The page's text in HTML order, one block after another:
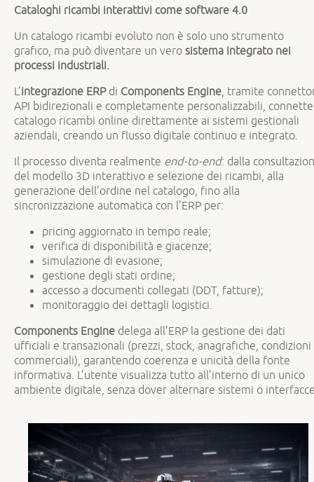
Cataloghi ricambi interattivi come software 4.0
Un catalogo ricambi evoluto non è solo uno strumento
grafico, ma può diventare un verosistema integrato nei
processi industriali.
L’integrazione ERPdi Components Engine, tramite
API bidirezionali e completamente personalizzabili,
catalogo ricambi online direttamente ai sistemi gestionali
aziendali, creando un flusso digitale continuo e integrato.
Il processo diventa realmente end-to-end: dalla
del modello 3D interattivo e selezione dei ricambi, alla
generazione dell’ordine nel catalogo, fino alla
sincronizzazione automatica con l’ERP per:
pricing aggiornato in tempo reale;
verifica di disponibilità e giacenze;
simulazione di evasione;
gestione degli stati ordine;
accesso a documenti collegati (DDT, fatture);
monitoraggio dei dettagli logistici.
Components Engine delega all’ERP la gestione dei dati
ufficiali e transazionali (prezzi, stock, anagrafiche, condizioni
commerciali), garantendo coerenza e unicità della fonte
informativa. L’utente visualizza tutto all’interno di un unico
ambiente digitale, senza dover alternare sistemi o